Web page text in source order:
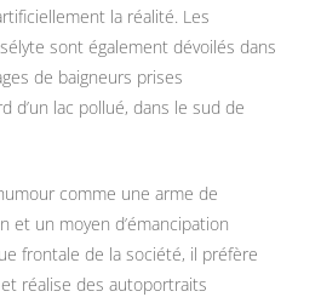
la réalité. Les
sont également dévoilés dans
de baigneurs prises
d’un lac pollué, dans le sud de
comme une arme de
et un moyen d’émancipation
frontale de la société, il préfère
et réalise des autoportraits